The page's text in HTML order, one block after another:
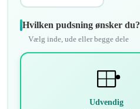
Hvilken pudsning ønsker du?
Vælg inde, ude eller begge dele
Udvendig